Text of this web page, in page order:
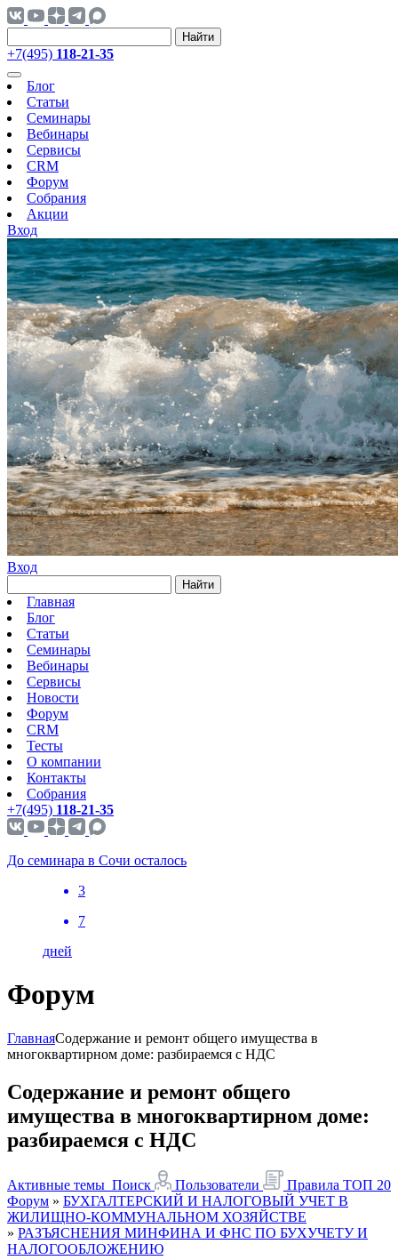
Найти
+7(495) 118-21-35
Блог
Статьи
Семинары
Вебинары
Сервисы
CRM
Форум
Собрания
Акции
Вход
Вход
Найти
Главная
Блог
Статьи
Семинары
Вебинары
Сервисы
Новости
Форум
CRM
Тесты
О компании
Контакты
Собрания
+7(495) 118-21-35
До семинара в Сочи осталось
3
7
дней
Форум
ГлавнаяСодержание и ремонт общего имущества в
многоквартирном доме: разбираемся с НДС
Содержание и ремонт общего
имущества в многоквартирном доме:
разбираемся с НДС
Активные темы Поиск Пользователи Правила ТОП 20
Форум » БУХГАЛТЕРСКИЙ И НАЛОГОВЫЙ УЧЕТ В
ЖИЛИЩНО-КОММУНАЛЬНОМ ХОЗЯЙСТВЕ
» РАЗЪЯСНЕНИЯ МИНФИНА И ФНС ПО БУХУЧЕТУ И
НАЛОГООБЛОЖЕНИЮ